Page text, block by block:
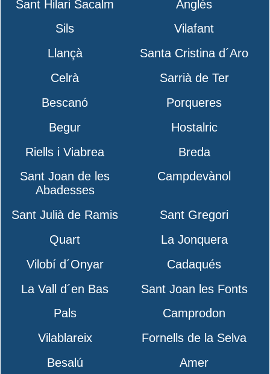
Sant Hilari Sacalm
Anglès
Sils
Vilafant
Llançà
Santa Cristina d´Aro
Celrà
Sarrià de Ter
Bescanó
Porqueres
Begur
Hostalric
Riells i Viabrea
Breda
Sant Joan de les
Abadesses
Campdevànol
Sant Julià de Ramis
Sant Gregori
Quart
La Jonquera
Vilobí d´Onyar
Cadaqués
La Vall d´en Bas
Sant Joan les Fonts
Pals
Camprodon
Vilablareix
Fornells de la Selva
Besalú
Amer